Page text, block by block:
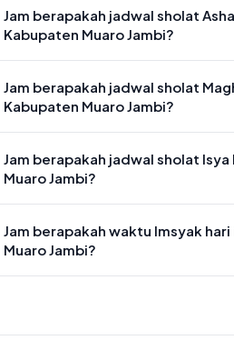
12:15
Jam berapakah jadwal sholat
Kabupaten Muaro Jambi?
15:36
Jam berapakah jadwal sholat
Kabupaten Muaro Jambi?
18:17
Jam berapakah jadwal sholat
Muaro Jambi?
Jam berapakah waktu Imsyak
Muaro Jambi?